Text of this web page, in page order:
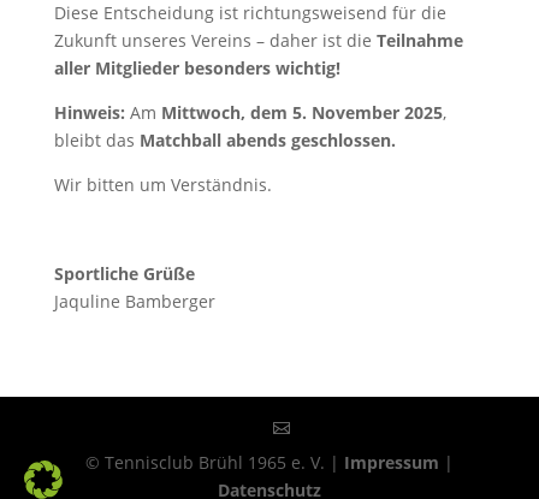
Diese Entscheidung ist richtungsweisend für die
Zukunft unseres Vereins – daher ist die Teilnahme
aller Mitglieder besonders wichtig!
Hinweis: Am Mittwoch, dem 5. November 2025,
bleibt das Matchball abends geschlossen.
Wir bitten um Verständnis.
Sportliche Grüße
Jaquline Bamberger
© Tennisclub Brühl 1965 e. V. | Impressum |
Datenschutz